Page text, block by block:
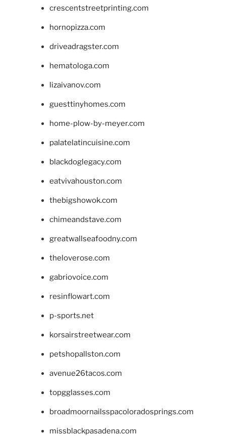
crescentstreetprinting.com
hornopizza.com
driveadragster.com
hematologa.com
lizaivanov.com
guesttinyhomes.com
home-plow-by-meyer.com
palatelatincuisine.com
blackdoglegacy.com
eatvivahouston.com
thebigshowok.com
chimeandstave.com
greatwallseafoodny.com
theloverose.com
gabriovoice.com
resinflowart.com
p-sports.net
korsairstreetwear.com
petshopallston.com
avenue26tacos.com
topgglasses.com
broadmoornailsspacoloradosprings.com
missblackpasadena.com